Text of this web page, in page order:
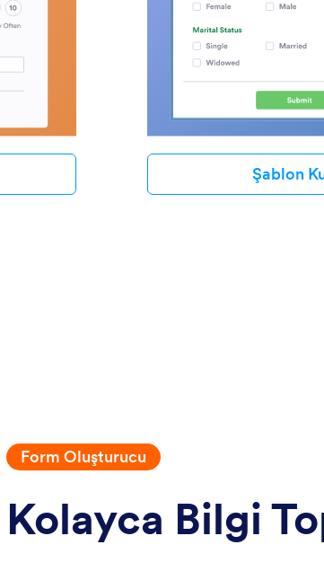
Şablon
Form Oluşturucu
Kolayca Bilgi